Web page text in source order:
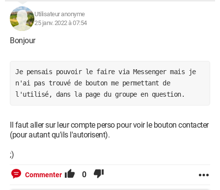
Utilisateur anonyme
25 janv. 2022 à 07:54
Bonjour
Je pensais pouvoir le faire via Messenger mais je
n'ai pas trouvé de bouton me permettant de
l'utilisé, dans la page du groupe en question.
Il faut aller sur leur compte perso pour voir le bouton contacter
(pour autant qu'ils l'autorisent).
;)
Commenter 0